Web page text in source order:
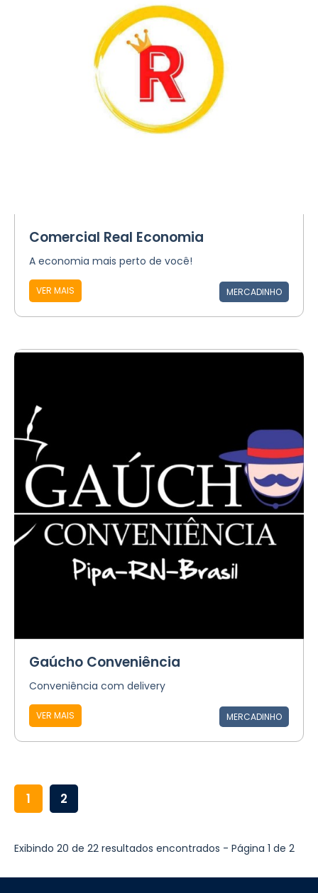
Comercial Real Economia
A economia mais perto de você!
VER MAIS MERCADINHO
Gaúcho Conveniência
Conveniência com delivery
VER MAIS MERCADINHO
1 2
Exibindo 20 de 22 resultados encontrados - Página 1 de 2